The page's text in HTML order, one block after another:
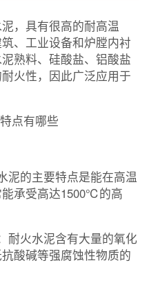
，具有很高的耐高温
、工业设备和炉膛内衬
熟料、硅酸盐、铝酸盐
火性，因此广泛应用于
的主要特点是能在高温
承受高达1500℃的高
火水泥含有大量的氧化
酸碱等强腐蚀性物质的